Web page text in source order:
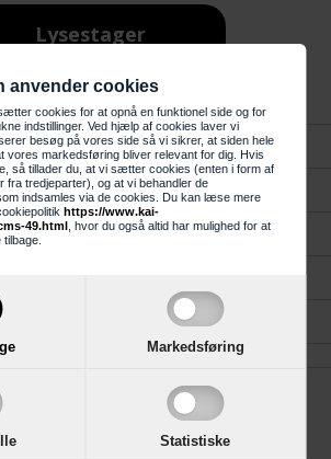
anvender cookies
cookies for at opnå en funktionel side og for
indstillinger. Ved hjælp af cookies laver vi
besøg på vores side så vi sikrer, at siden hele
vores markedsføring bliver relevant for dig. Hvis
så tillader du, at vi sætter cookies (enten i form af
fra tredjeparter), og at vi behandler de
indsamles via de cookies. Du kan læse mere
https://www.kai-
49.html , hvor du også altid har mulighed for at
Markedsføring
Statistiske
Lysestager
Forside
Kundeservice
Gavekort